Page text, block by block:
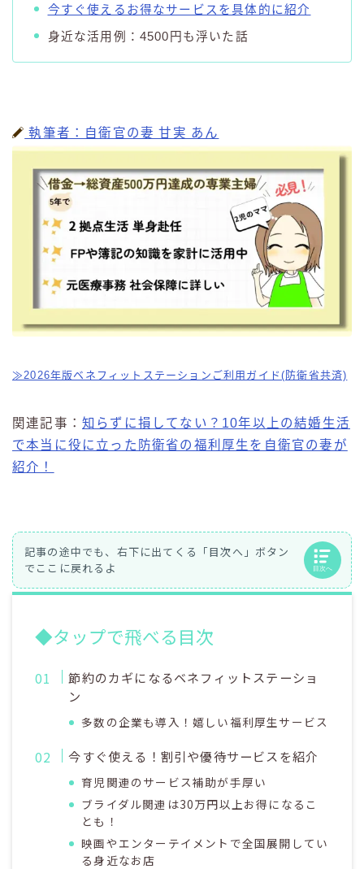
今すぐ使えるお得なサービスを具体的に紹介
身近な活用例：4500円も浮いた話
執筆者：自衛官の妻 甘実 あん
≫2026年版ベネフィットステーションご利用ガイド(防衛省共済)
関連記事： 知らずに損してない？10年以上の結婚生活
で本当に役に立った防衛省の福利厚生を自衛官の妻が
紹介！
◆タップで飛べる目次
節約のカギになるベネフィットステーショ
ン
多数の企業も導入！嬉しい福利厚生サービス
今すぐ使える！割引や優待サービスを紹介
育児関連のサービス補助が手厚い
ブライダル関連は30万円以上お得になるこ
とも！
映画やエンターテイメントで全国展開してい
る身近なお店